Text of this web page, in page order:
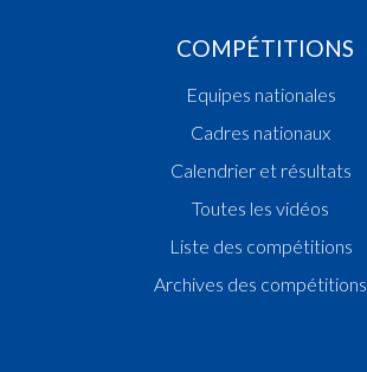
COMPÉTITIONS
Equipes nationales
Cadres nationaux
Calendrier et résultats
Toutes les vidéos
Liste des compétitions
Archives des compétitions